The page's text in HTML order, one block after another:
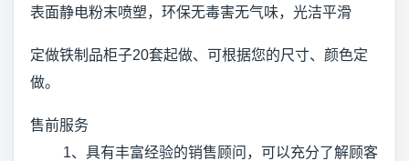
表面静电粉末喷塑，环保无毒害无气味，光洁平滑
定做铁制品柜子20套起做、可根据您的尺寸、颜色定
做。
售前服务
1、具有丰富经验的销售顾问，可以充分了解顾客